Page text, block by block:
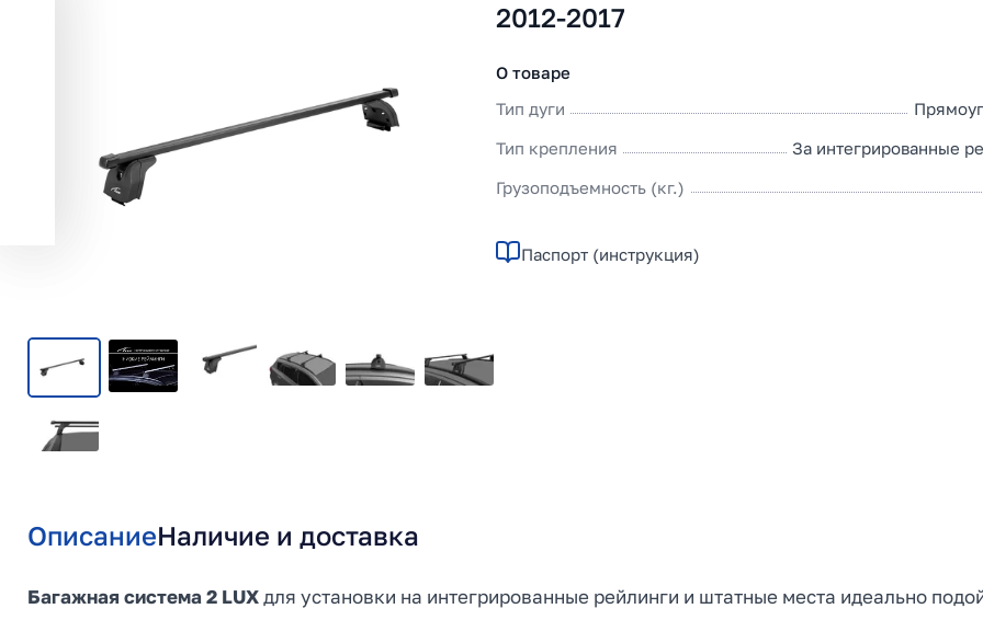
2012-2017
О товаре
Тип дуги
Тип крепления
За интегрированные
Грузоподъемность (кг.)
Паспорт (инструкция)
ОписаниеНаличие и доставка
Багажная система 2 LUXдля установки на интегрированные рейлинги и штатные места идеально